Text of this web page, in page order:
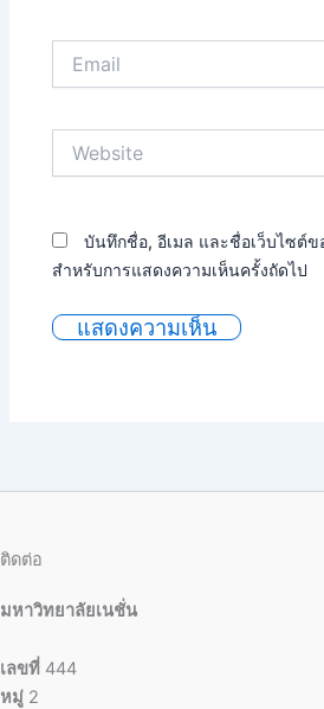
บันทึกชื่อ, อีเมล และชื่อเว็บไซต์
สำหรับการแสดงความเห็นครั้งถัดไป
ติดต่อ
มหาวิทยาลัยเนชั่น
เลขที่ 444
หมู่ 2